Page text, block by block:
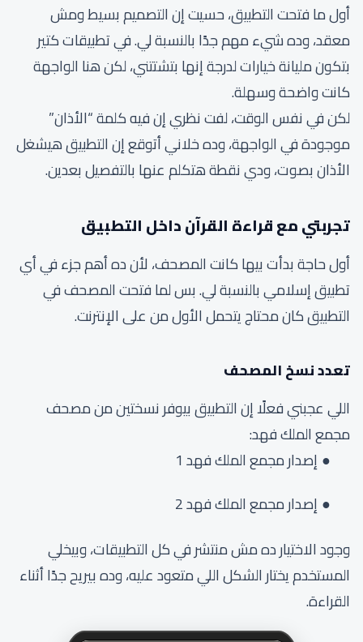
أول ما فتحت التطبيق، حسيت إن التصميم بسيط ومش
معقد، وده شيء مهم جدًا بالنسبة لي. في تطبيقات كتير
بتكون مليانة خيارات لدرجة إنها بتشتتني، لكن هنا الواجهة
كانت واضحة وسهلة.
لكن في نفس الوقت، لفت نظري إن فيه كلمة “الأذان”
موجودة في الواجهة، وده خلاني أتوقع إن التطبيق هيشغل
الأذان بصوت، ودي نقطة هتكلم عنها بالتفصيل بعدين.
تجربتي مع قراءة القرآن داخل التطبيق
أول حاجة بدأت بيها كانت المصحف، لأن ده أهم جزء في أي
تطبيق إسلامي بالنسبة لي. بس لما فتحت المصحف في
التطبيق كان محتاج يتحمل الأول من على الإنترنت.
تعدد نسخ المصحف
اللي عجبني فعلًا إن التطبيق بيوفر نسختين من مصحف
مجمع الملك فهد:
إصدار مجمع الملك فهد 1
إصدار مجمع الملك فهد 2
وجود الاختيار ده مش منتشر في كل التطبيقات، وبيخلي
المستخدم يختار الشكل اللي متعود عليه، وده بيريح جدًا أثناء
القراءة.